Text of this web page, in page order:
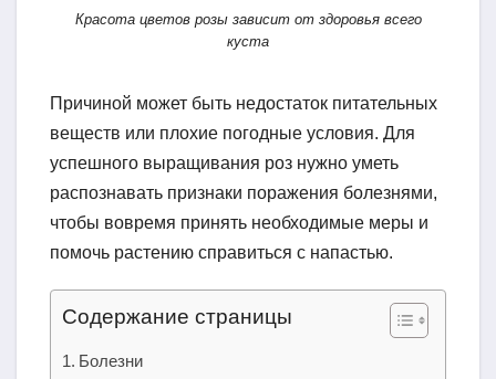
Красота цветов розы зависит от здоровья всего
куста
Причиной может быть недостаток питательных
веществ или плохие погодные условия. Для
успешного выращивания роз нужно уметь
распознавать признаки поражения болезнями,
чтобы вовремя принять необходимые меры и
помочь растению справиться с напастью.
Содержание страницы
Болезни